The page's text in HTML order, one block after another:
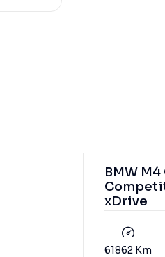
BMW
xDrive
61862 Km